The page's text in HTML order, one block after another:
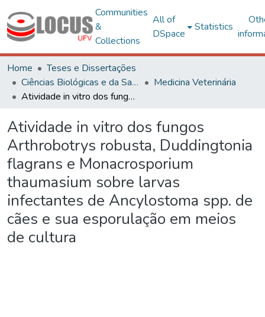
Communities
&
Collections
All of
DSpace
Statistics
Home
Teses e Dissertações
Ciências Biológicas e da Saúde
Medicina Veterinária
Atividade in vitro dos fungos Arthrobotrys robusta, Duddingtonia flagrans e Monacrosporium thaumasium sobre larvas infectantes de Ancylostoma spp. de cães e sua esporulação em meios de cultura
Atividade in vitro dos fungos
Arthrobotrys robusta, Duddingtonia
flagrans e Monacrosporium
thaumasium sobre larvas
infectantes de Ancylostoma spp. de
cães e sua esporulação em meios
de cultura